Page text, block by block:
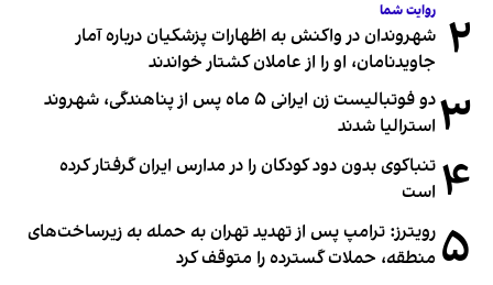
۲ روایت شما
شهروندان در واکنش به اظهارات پزشکیان درباره آمار
جاویدنامان، او را از عاملان کشتار خواندند
۳
دو فوتبالیست زن ایرانی ۵ ماه پس از پناهندگی، شهروند
استرالیا شدند
۴ تنباکوی بدون دود کودکان را در مدارس ایران گرفتار کرده
است
۵ رویترز: ترامپ پس از تهدید تهران به حمله به زیرساخت‌های
منطقه، حملات گسترده را متوقف کرد